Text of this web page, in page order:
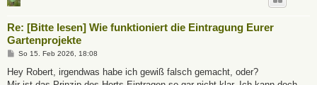
Re: [Bitte lesen] Wie funktioniert die Eintragung Eurer
Gartenprojekte
B
i
So 15. Feb 2026, 18:08
Hey Robert, irgendwas habe ich gewiß falsch gemacht, oder?